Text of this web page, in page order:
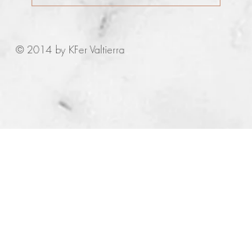
© 2014 by KFer Valtierra